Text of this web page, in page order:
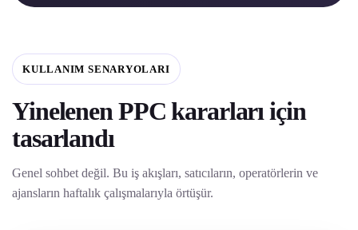
KULLANIM SENARYOLARI
Yinelenen PPC kararları için
tasarlandı
Genel sohbet değil. Bu iş akışları, satıcıların, operatörlerin ve
ajansların haftalık çalışmalarıyla örtüşür.